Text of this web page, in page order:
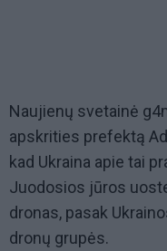
Naujienų svetainė
apskrities prefektą
kad Ukraina apie tai
Juodosios jūros
dronas, pasak
dronų grupės.